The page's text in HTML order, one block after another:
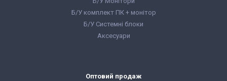
Б/У комплект ПК + монітор
Б/У Системні блоки
Аксесуари
Оптовий продаж